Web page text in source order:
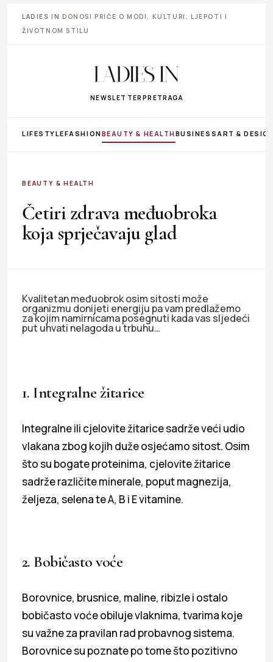
LADIES IN DONOSI PRIČE O MODI, KULTURI, LJEPOTI I
ŽIVOTNOM STILU
NEWSLETTER PRETRAGA
LIFESTYLEFASHIONBEAUTY & HEALTHBUSINESS ART &
BEAUTY & HEALTH
Četiri zdrava međuobroka
koja sprječavaju glad
Kvalitetan međuobrok osim sitosti može
organizmu donijeti energiju pa vam predlažemo
za kojim namirnicama posegnuti kada vas sljedeći
put uhvati nelagoda u trbuhu…
1. Integralne žitarice
Integralne ili cjelovite žitarice sadrže veći udio
vlakana zbog kojih duže osjećamo sitost. Osim
što su bogate proteinima, cjelovite žitarice
sadrže različite minerale, poput magnezija,
željeza, selena te A, B i E vitamine.
2. Bobičasto voće
Borovnice, brusnice, maline, ribizle i ostalo
bobičasto voće obiluje vlaknima, tvarima koje
su važne za pravilan rad probavnog sistema.
Borovnice su poznate po tome što pozitivno